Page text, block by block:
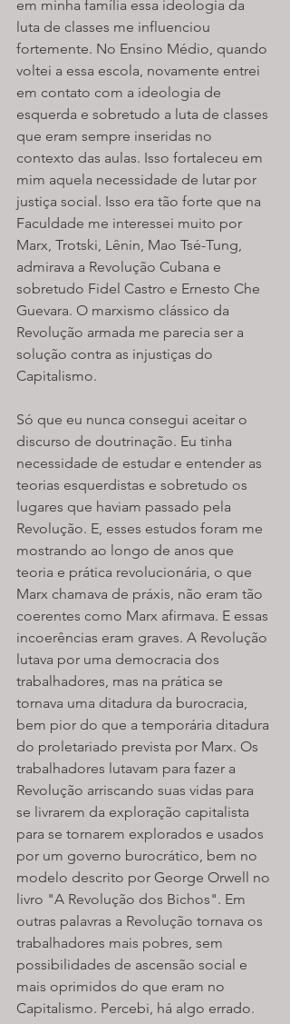
em minha família essa ideologia da
luta de classes me influenciou
fortemente. No Ensino Médio, quando
voltei a essa escola, novamente entrei
em contato com a ideologia de
esquerda e sobretudo a luta de classes
que eram sempre inseridas no
contexto das aulas. Isso fortaleceu em
mim aquela necessidade de lutar por
justiça social. Isso era tão forte que na
Faculdade me interessei muito por
Marx, Trotski, Lênin, Mao Tsé-Tung,
admirava a Revolução Cubana e
sobretudo Fidel Castro e Ernesto Che
Guevara. O marxismo clássico da
Revolução armada me parecia ser a
solução contra as injustiças do
Capitalismo.
Só que eu nunca consegui aceitar o
discurso de doutrinação. Eu tinha
necessidade de estudar e entender as
teorias esquerdistas e sobretudo os
lugares que haviam passado pela
Revolução. E, esses estudos foram me
mostrando ao longo de anos que
teoria e prática revolucionária, o que
Marx chamava de práxis, não eram tão
coerentes como Marx afirmava. E essas
incoerências eram graves. A Revolução
lutava por uma democracia dos
trabalhadores, mas na prática se
tornava uma ditadura da burocracia,
bem pior do que a temporária ditadura
do proletariado prevista por Marx. Os
trabalhadores lutavam para fazer a
Revolução arriscando suas vidas para
se livrarem da exploração capitalista
para se tornarem explorados e usados
por um governo burocrático, bem no
modelo descrito por George Orwell no
livro "A Revolução dos Bichos". Em
outras palavras a Revolução tornava os
trabalhadores mais pobres, sem
possibilidades de ascensão social e
mais oprimidos do que eram no
Capitalismo. Percebi, há algo errado.